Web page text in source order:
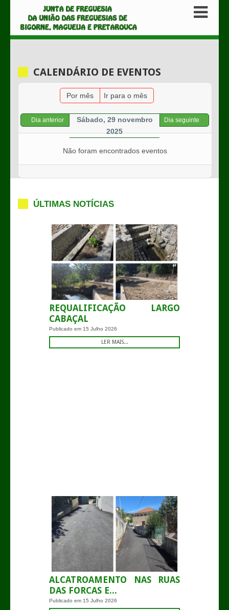
CALENDÁRIO DE EVENTOS
Por mês Ir para o mês
Dia anterior
Sábado, 29 novembro
2025
Dia seguinte
Não foram encontrados eventos
ÚLTIMAS NOTÍCIAS
REQUALIFICAÇÃO LARGO
CABAÇAL
Publicado em 15 Julho 2026
LER MAIS...
ALCATROAMENTO NAS RUAS
DAS FORCAS E...
Publicado em 15 Julho 2026